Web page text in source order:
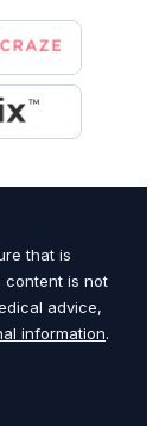
that is
content is not
advice,
information.